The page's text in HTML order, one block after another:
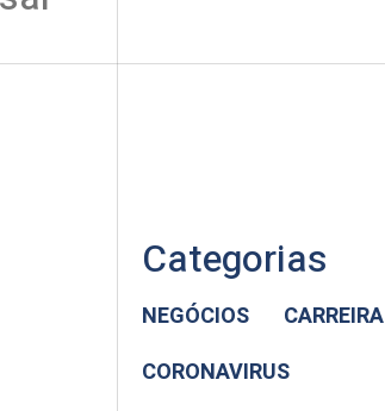
Categorias
NEGÓCIOS
CARREIRA
CORONAVIRUS